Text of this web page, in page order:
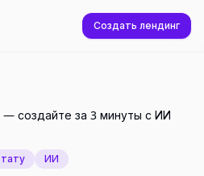
Создать лендинг
— создайте за 3 минуты с ИИ
тату ИИ